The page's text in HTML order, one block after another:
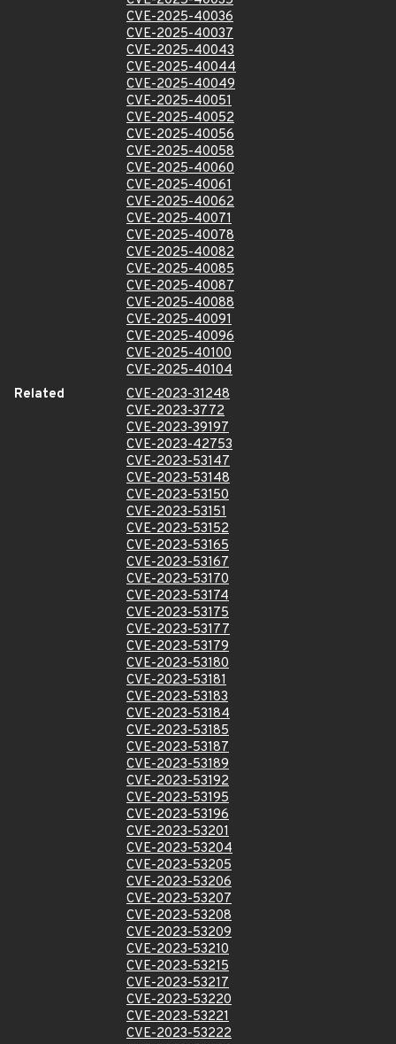
CVE-2025-40036
CVE-2025-40037
CVE-2025-40043
CVE-2025-40044
CVE-2025-40049
CVE-2025-40051
CVE-2025-40052
CVE-2025-40056
CVE-2025-40058
CVE-2025-40060
CVE-2025-40061
CVE-2025-40062
CVE-2025-40071
CVE-2025-40078
CVE-2025-40082
CVE-2025-40085
CVE-2025-40087
CVE-2025-40088
CVE-2025-40091
CVE-2025-40096
CVE-2025-40100
CVE-2025-40104
Related
CVE-2023-31248
CVE-2023-3772
CVE-2023-39197
CVE-2023-42753
CVE-2023-53147
CVE-2023-53148
CVE-2023-53150
CVE-2023-53151
CVE-2023-53152
CVE-2023-53165
CVE-2023-53167
CVE-2023-53170
CVE-2023-53174
CVE-2023-53175
CVE-2023-53177
CVE-2023-53179
CVE-2023-53180
CVE-2023-53181
CVE-2023-53183
CVE-2023-53184
CVE-2023-53185
CVE-2023-53187
CVE-2023-53189
CVE-2023-53192
CVE-2023-53195
CVE-2023-53196
CVE-2023-53201
CVE-2023-53204
CVE-2023-53205
CVE-2023-53206
CVE-2023-53207
CVE-2023-53208
CVE-2023-53209
CVE-2023-53210
CVE-2023-53215
CVE-2023-53217
CVE-2023-53220
CVE-2023-53221
CVE-2023-53222